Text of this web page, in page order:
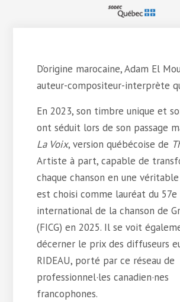
D’origine marocaine, Adam El
auteur-compositeur-interprète
En 2023, son timbre unique et
ont séduit lors de son passage
La Voix, version québécoise de
Artiste à part, capable de
chaque chanson en une
est choisi comme lauréat du
international de la chanson de
(FICG) en 2025. Il se voit
décerner le prix des diffuseurs
RIDEAU, porté par ce réseau de
professionnel·les canadien·nes
francophones.